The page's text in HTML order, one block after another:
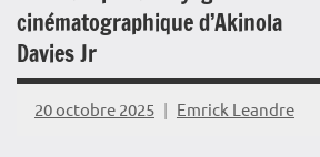
cinématographique d’Akinola
Davies Jr
20 octobre 2025 Emrick Leandre